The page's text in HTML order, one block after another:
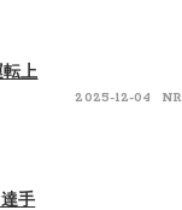
上
2025-12-04
手